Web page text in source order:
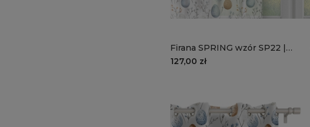
Firana SPRING wzór SP22 |
kolorowe pisanki
127,00 zł